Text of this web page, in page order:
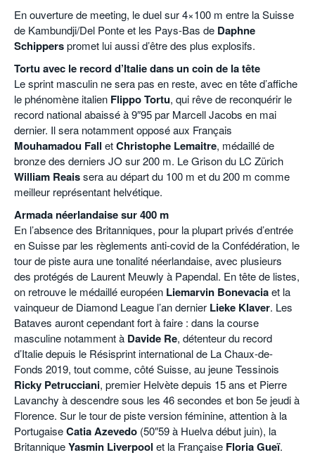
En ouverture de meeting, le duel sur 4×100 m entre la Suisse
de Kambundji/Del Ponte et les Pays-Bas de Daphne
Schipperspromet lui aussi d’être des plus explosifs.
Tortu avec le record d’Italie dans un coin de la tête
Le sprint masculin ne sera pas en reste, avec en tête d’affiche
le phénomène italien Flippo Tortu, qui rêve de reconquérir le
record national abaissé à 9″95 par Marcell Jacobs en mai
dernier. Il sera notamment opposé aux Français
Mouhamadou Fall etChristophe Lemaitre, médaillé de
bronze des derniers JO sur 200 m. Le Grison du LC Zürich
William Reaissera au départ du 100 m et du 200 m comme
meilleur représentant helvétique.
Armada néerlandaise sur 400 m
En l’absence des Britanniques, pour la plupart privés d’entrée
en Suisse par les règlements anti-covid de la Confédération, le
tour de piste aura une tonalité néerlandaise, avec plusieurs
des protégés de Laurent Meuwly à Papendal. En tête de listes,
on retrouve le médaillé européen Liemarvin Bonevaciaet la
vainqueur de Diamond League l’an dernier Lieke Klaver. Les
Bataves auront cependant fort à faire : dans la course
masculine notamment à Davide Re, détenteur du record
d’Italie depuis le Résisprint international de La Chaux-de-
Fonds 2019, tout comme, côté Suisse, au jeune Tessinois
Ricky Petrucciani, premier Helvète depuis 15 ans et Pierre
Lavanchy à descendre sous les 46 secondes et bon 5e jeudi à
Florence. Sur le tour de piste version féminine, attention à la
PortugaiseCatia Azevedo (50″59 à Huelva début juin), la
BritanniqueYasmin Liverpool et la Française Floria Gueï.